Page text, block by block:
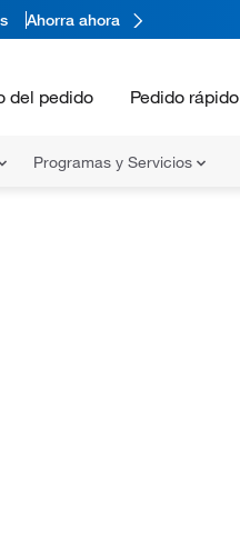
Ahorra ahora
del pedido Pedido rápido
Programas y Servicios